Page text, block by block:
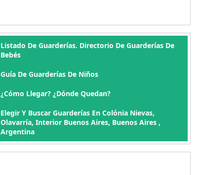
Listado De Guarderías. Directorio De Guarderías De
Bebés
Guía De Guarderías De Niños
¿Cómo Llegar? ¿Dónde Quedan?
Elegir Y Buscar Guarderías En Colónia Nievas,
Olavarría, Interior Buenos Aires, Buenos Aires ,
Argentina